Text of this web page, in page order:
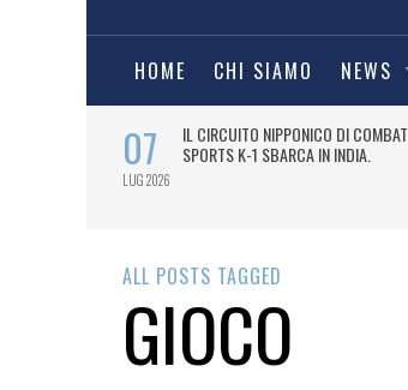
HOME CHI SIAMO NEWS
07
LUG 2026
IL CIRCUITO NIPPONICO DI COMBAT
SPORTS K-1 SBARCA IN INDIA.
ALL POSTS TAGGED
GIOCO